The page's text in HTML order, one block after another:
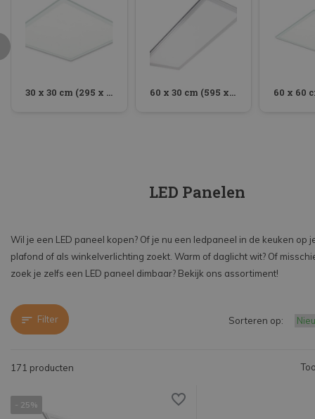
30 x 30 cm (295 x 295 mm) 60 x 30 cm (595 x 295 mm)
LED Panelen
Wil je een LED paneel kopen? Of je nu een ledpaneel in de keuken op
plafond of als winkelverlichting zoekt. Warm of daglicht wit? Of
zoek je zelfs een LED paneel dimbaar? Bekijk ons assortiment!
Filter
171 producten
Sorteren op:
- 25%